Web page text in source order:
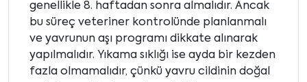
genellikle 8. haftadan sonra almalıdır. Ancak
bu süreç veteriner kontrolünde planlanmalı
ve yavrunun aşı programı dikkate alınarak
yapılmalıdır. Yıkama sıklığı ise ayda bir kezden
fazla olmamalıdır, çünkü yavru cildinin doğal